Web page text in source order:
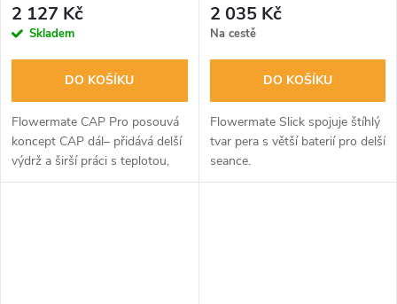
2 127 Kč
Skladem
DO KOŠÍKU
Flowermate CAP Pro posouvá
koncept CAP dál– přidává delší
výdrž a širší práci s teplotou,
přitom zůstává kapesní.
2 035 Kč
Na cestě
DO KOŠÍKU
Flowermate Slick spojuje štíhlý
tvar pera s větší baterií pro delší
seance.